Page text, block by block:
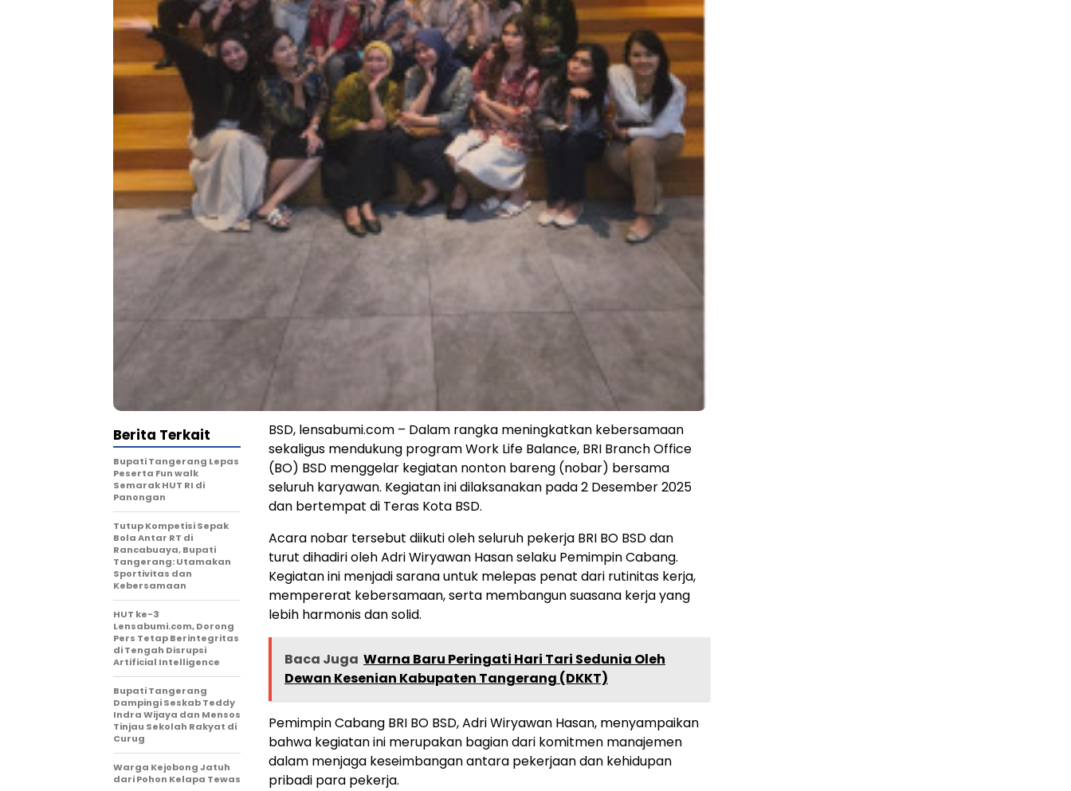
BSD, lensabumi.com – Dalam rangka meningkatkan kebersamaan
sekaligus mendukung program Work Life Balance, BRI Branch Office
(BO) BSD menggelar kegiatan nonton bareng (nobar) bersama
seluruh karyawan. Kegiatan ini dilaksanakan pada 2 Desember 2025
dan bertempat di Teras Kota BSD.
Acara nobar tersebut diikuti oleh seluruh pekerja BRI BO BSD dan
turut dihadiri oleh Adri Wiryawan Hasan selaku Pemimpin Cabang.
Kegiatan ini menjadi sarana untuk melepas penat dari rutinitas kerja,
mempererat kebersamaan, serta membangun suasana kerja yang
lebih harmonis dan solid.
Baca Juga Warna Baru Peringati Hari Tari Sedunia Oleh
Dewan Kesenian Kabupaten Tangerang (DKKT)
Pemimpin Cabang BRI BO BSD, Adri Wiryawan Hasan, menyampaikan
bahwa kegiatan ini merupakan bagian dari komitmen manajemen
dalam menjaga keseimbangan antara pekerjaan dan kehidupan
pribadi para pekerja.
Berita Terkait
Bupati Tangerang Lepas
Peserta Fun walk
Semarak HUT RI di
Panongan
Tutup Kompetisi Sepak
Bola Antar RT di
Rancabuaya, Bupati
Tangerang: Utamakan
Sportivitas dan
Kebersamaan
HUT ke-3
Lensabumi.com, Dorong
Pers Tetap Berintegritas
di Tengah Disrupsi
Artificial Intelligence
Bupati Tangerang
Dampingi Seskab Teddy
Indra Wijaya dan Mensos
Tinjau Sekolah Rakyat di
Curug
Warga Kejobong Jatuh
dari Pohon Kelapa Tewas